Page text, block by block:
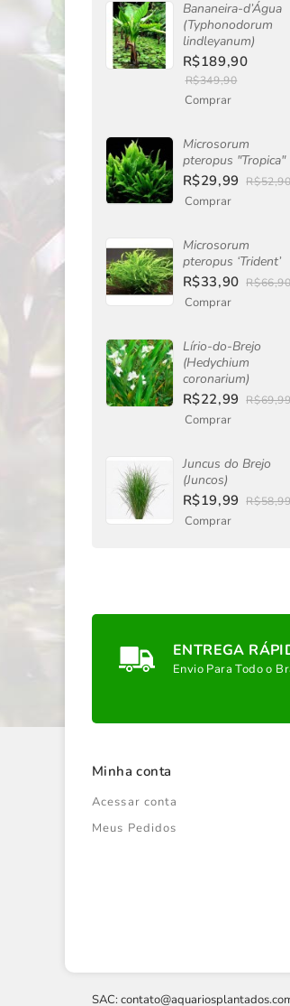
Bananeira-d’Água
(Typhonodorum
lindleyanum)
R$189,90
R$349,90
Comprar
Microsorum
pteropus "Tropica"
R$29,99
Comprar
Microsorum
pteropus ‘Trident’
R$33,90
Comprar
Lírio-do-Brejo
(Hedychium
coronarium)
R$22,99
Comprar
Juncus do Brejo
(Juncos)
R$19,99
Comprar
ENTREGA
Envio Para Todo o
Minha conta
Acessar conta
Meus Pedidos
SAC: